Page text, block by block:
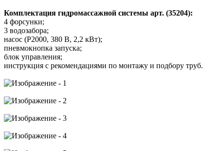
Комплектация гидромассажной системы арт. (35204):
4 форсунки;
3 водозабора;
насос (P2000, 380 В, 2,2 кВт);
пневмокнопка запуска;
блок управления;
инструкция с рекомендациями по монтажу и подбору труб.